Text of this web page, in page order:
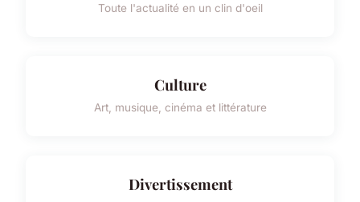
Toute l'actualité en un clin d'oeil
Culture
Art, musique, cinéma et littérature
Divertissement